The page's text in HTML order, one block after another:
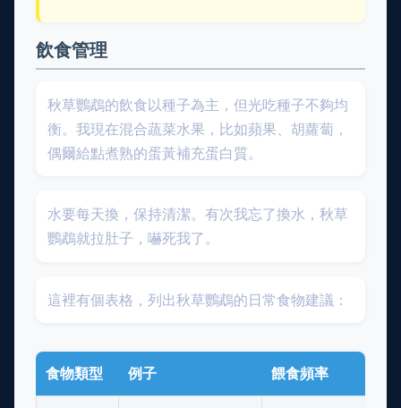
飲食管理
秋草鸚鵡的飲食以種子為主，但光吃種子不夠均
衡。我現在混合蔬菜水果，比如蘋果、胡蘿蔔，
偶爾給點煮熟的蛋黃補充蛋白質。
水要每天換，保持清潔。有次我忘了換水，秋草
鸚鵡就拉肚子，嚇死我了。
這裡有個表格，列出秋草鸚鵡的日常食物建議：
食物類型 例子 餵食頻率